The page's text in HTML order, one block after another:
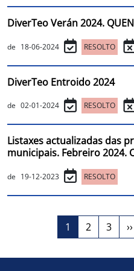
DiverTeo Verán 2024.
de 18-06-2024 RESOLTO
DiverTeo Entroido 2024
de 02-01-2024 RESOLTO
Listaxes actualizadas das
municipais. Febreiro 2024.
de 19-12-2023 RESOLTO
Page
1 Page
2 Page
3 ››